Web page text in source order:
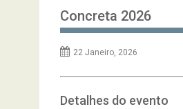
Concreta 2026
22 Janeiro, 2026
Detalhes do evento